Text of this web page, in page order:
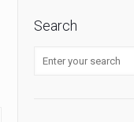
Search